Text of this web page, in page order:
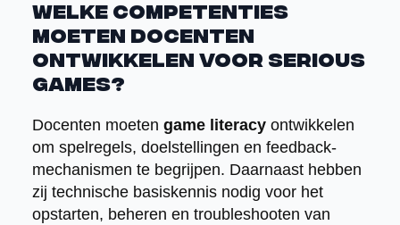
Welke competenties
moeten docenten
ontwikkelen voor serious
games?
Docenten moeten game literacyontwikkelen
om spelregels, doelstellingen en feedback-
mechanismen te begrijpen. Daarnaast hebben
zij technische basiskennis nodig voor het
opstarten, beheren en troubleshooten van